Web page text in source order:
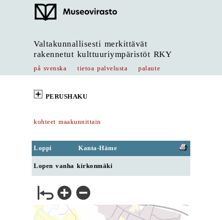
Valtakunnallisesti merkittävät
rakennetut kulttuuriympäristöt RKY
på svenska tietoa palvelusta palaute
PERUSHAKU
kohteet maakunnittain
Loppi Kanta-Häme
Lopen vanha kirkonmäki